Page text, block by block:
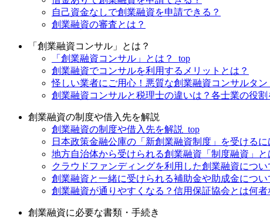
自己資金なしで創業融資を申請できる？
創業融資の審査とは？
「創業融資コンサル」とは？
「創業融資コンサル」とは？_top
創業融資でコンサルを利用するメリットとは？
怪しい業者にご用心！悪質な創業融資コンサルタン
創業融資コンサルと税理士の違いは？各士業の役割
創業融資の制度や借入先を解説
創業融資の制度や借入先を解説_top
日本政策金融公庫の「新創業融資制度」を受けるに
地方自治体から受けられる創業融資「制度融資」と
クラウドファンディングを利用した創業融資につい
創業融資と一緒に受けられる補助金や助成金につい
創業融資が通りやすくなる？信用保証協会とは何者
創業融資に必要な書類・手続き